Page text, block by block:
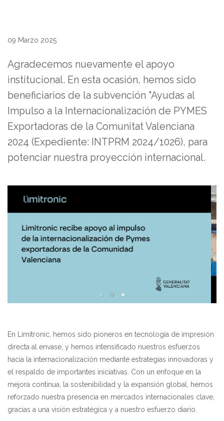
09 Marzo 2025
Agradecemos nuevamente el apoyo
institucional. En esta ocasión, hemos sido
beneficiarios de la subvención "Ayudas al
Impulso a la Internacionalización de PYMES
Exportadoras de la Comunitat Valenciana
2024 (Expediente: INTPRM 2024/1026), para
potenciar nuestra proyección internacional.
En Limitronic, hemos sido pioneros en tecnología de impresión
directa al envase, y hemos intensificado nuestros esfuerzos
hacia la internacionalización mediante estrategias innovadoras y
el respaldo de importantes iniciativas. Con un enfoque en la
mejora continua, la sostenibilidad y la expansión global, hemos
reforzado nuestra presencia en mercados internacionales clave,
gracias a una visión estratégica y a nuestro esfuerzo diario.